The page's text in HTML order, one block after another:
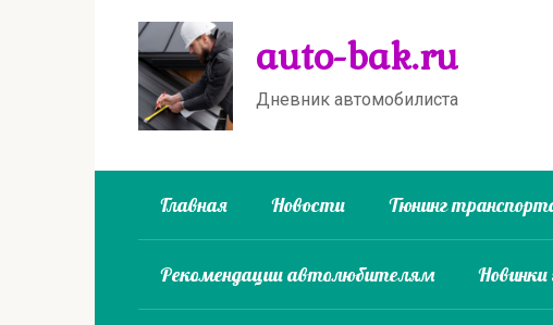
auto-bak.ru
Дневник автомобилиста
Главная Новости Тюнинг
Рекомендации автолюбителям